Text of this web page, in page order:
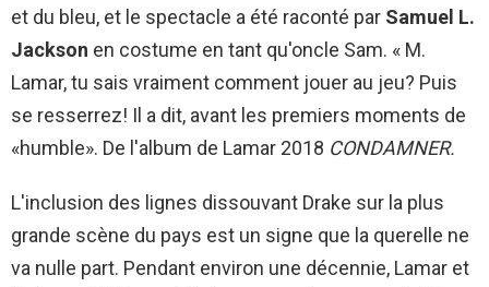
et du bleu, et le spectacle a été raconté par Samuel L.
Jackson en costume en tant qu'oncle Sam. « M.
Lamar, tu sais vraiment comment jouer au jeu? Puis
se resserrez! Il a dit, avant les premiers moments de
«humble». De l'album de Lamar 2018 CONDAMNER.
L'inclusion des lignes dissouvant Drake sur la plus
grande scène du pays est un signe que la querelle ne
va nulle part. Pendant environ une décennie, Lamar et